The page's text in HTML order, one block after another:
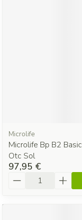
Microlife
Microlife Bp B2
Otc Sol
97,95 €
Quantité